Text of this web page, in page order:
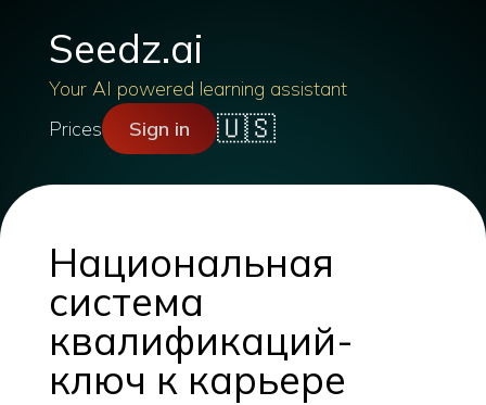
Seedz.ai
Your AI powered learning assistant
Prices
Sign in 🇺🇸
Национальная
система
квалификаций-
ключ к карьере